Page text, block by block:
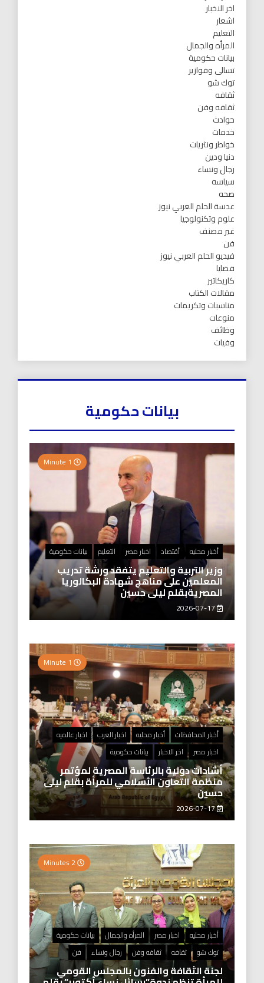
اخر الاخبار
اشعار
التعليم
المرأه والجمال
بيانات حكومية
تسالى وفوازير
توك شو
ثقافه
ثقافه وفن
حوادث
خدمات
خواطر ونثريات
دنيا ودين
رجال ونساء
سياسه
صحه
عدسة الحلم العربي نيوز
علوم وتكنولوجيا
غير مصنف
فن
فيديو الحلم العربي نيوز
قضايا
كاريكاتير
مقالات الكتاب
مناسبات وتكريمات
منوعات
وظائف
وفيات
بيانات حكومية
أخبار محليه أقتصاد اخبار مصر التعليم بيانات حكومية
وزير التربية والتعليم يتفقد ورشة تدريب
المعلمين على مناهج شهادة البكالوريا
المصريةبقلم ليلى حسين
2026-07-17
أخبار المحافظات أخبار محليه اخبار العرب
اخبار عالميه
اخبار مصر
اخر الاخبار بيانات حكومية
أشادات دولية بالرئاسة المصرية لمؤتمر
منظمة التعاون الأسلامي للمرأة بقلم ليلى
حسين
2026-07-17
أخبار محليه اخبار مصر المرأه والجمال
بيانات حكومية
توك شو
ثقافه ثقافه وفن رجال ونساء فن
لجنة الثقافة والفنون بالمجلس القومي